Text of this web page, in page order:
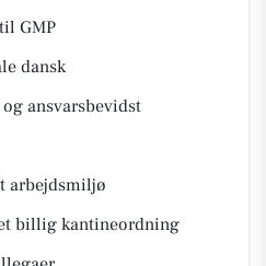
GMP
dansk
ansvarsbevidst
arbejdsmiljø
billig kantineordning